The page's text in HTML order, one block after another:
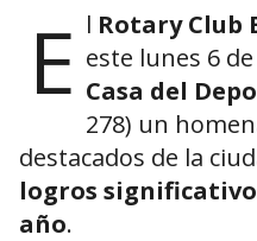
E l Rotary Club
este lunes 6
Casa del
278) un
destacados de la
logros
año.